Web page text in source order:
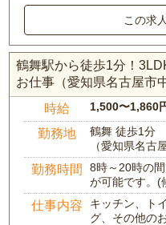
この求
鶴舞駅から徒歩1分！
お仕事（愛知県名古屋市
時給 1,500〜1,860
勤務地
鶴舞 徒歩1分
（愛知県名古
勤務時間
8時～20時の
が可能です。(
仕事内容
キッチン、ト
グ、その他の